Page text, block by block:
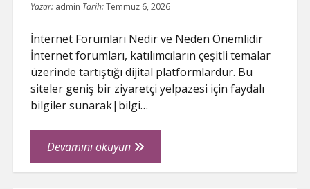
Yazar: admin Tarih:Temmuz 6, 2026
İnternet Forumları Nedir ve Neden Önemlidir
İnternet forumları, katılımcıların çeşitli temalar
üzerinde tartıştığı dijital platformlardur. Bu
siteler geniş bir ziyaretçi yelpazesi için faydalı
bilgiler sunarak|bilgi…
Devamını okuyuninternet
forumları